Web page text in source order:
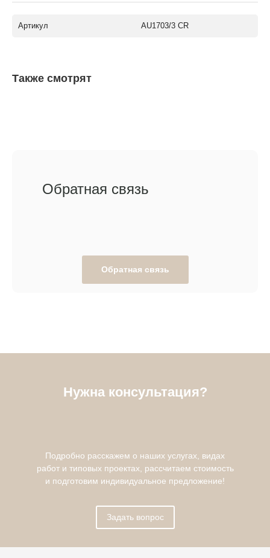
Артикул AU1703/3 CR
Также смотрят
Обратная связь
Обратная связь
Нужна консультация?
Подробно расскажем о наших услугах, видах
работ и типовых проектах, рассчитаем стоимость
и подготовим индивидуальное предложение!
Задать вопрос